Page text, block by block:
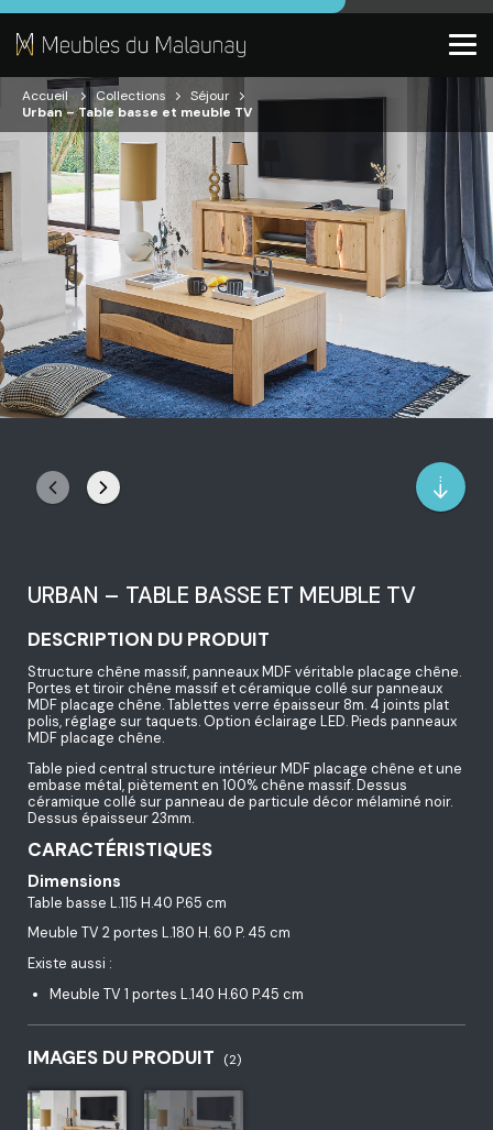
Accueil Collections
Séjour
Urban – Table basse et meuble TV
URBAN – TABLE BASSE ET MEUBLE TV
DESCRIPTION DU PRODUIT
Structure chêne massif, panneaux MDF véritable placage chêne.
Portes et tiroir chêne massif et céramique collé sur panneaux
MDF placage chêne. Tablettes verre épaisseur 8m. 4 joints plat
polis, réglage sur taquets. Option éclairage LED. Pieds panneaux
MDF placage chêne.
Table pied central structure intérieur MDF placage chêne et une
embase métal, piètement en 100% chêne massif. Dessus
céramique collé sur panneau de particule décor mélaminé noir.
Dessus épaisseur 23mm.
CARACTÉRISTIQUES
Dimensions
Table basse L.115 H.40 P.65 cm
Meuble TV 2 portes L.180 H. 60 P. 45 cm
Existe aussi :
Meuble TV 1 portes L.140 H.60 P.45 cm
IMAGES DU PRODUIT (2)